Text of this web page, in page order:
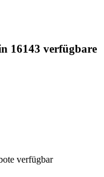
16143 verfügbare
verfügbar